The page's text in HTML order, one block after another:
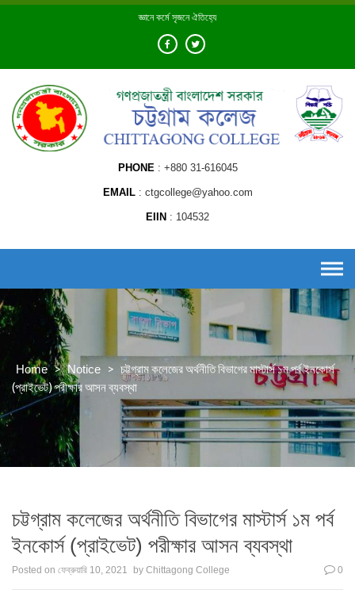
Skip
জ্ঞানে কর্মে সৃজনে ঐতিহ্যে
PHONE +880 31-616045
EMAIL ctgcollege@yahoo.com
EIIN 104532
Home > Notice > চট্টগ্রাম কলেজের অর্থনীতি বিভাগের মাস্টার্স ১ম পর্ব ইনকোর্স
(প্রাইভেট) পরীক্ষার আসন ব্যবস্থা
চট্টগ্রাম কলেজের অর্থনীতি বিভাগের মাস্টার্স ১ম পর্ব
ইনকোর্স (প্রাইভেট) পরীক্ষার আসন ব্যবস্থা
Posted on ফেব্রুয়ারি 10, 2021 by Chittagong College 0